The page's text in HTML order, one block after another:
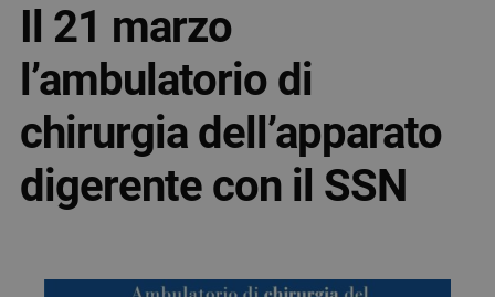
Il 21 marzo
l’ambulatorio di
chirurgia dell’apparato
digerente con il SSN